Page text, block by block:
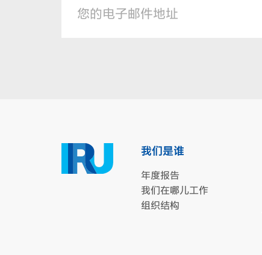
我们是谁
年度报告
我们在哪儿工作
组织结构